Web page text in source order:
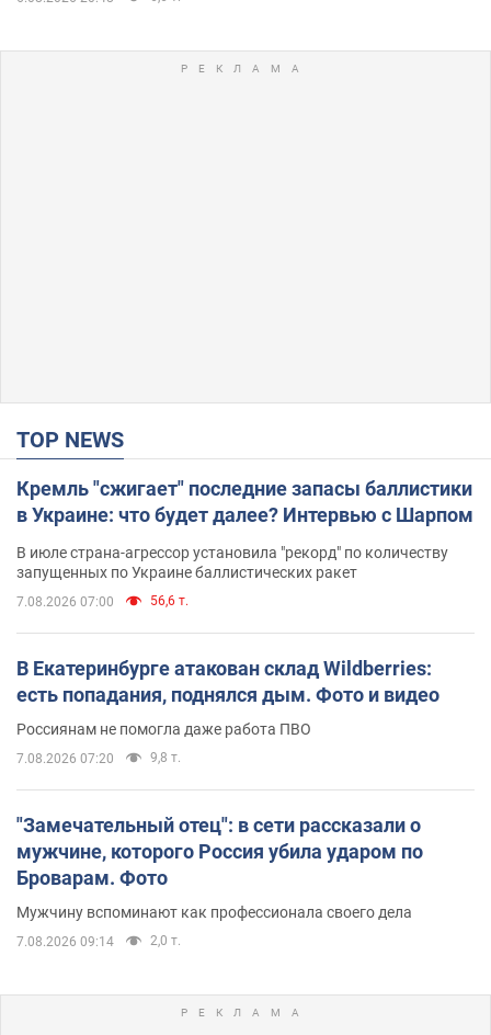
TOP NEWS
Кремль "сжигает" последние запасы баллистики
в Украине: что будет далее? Интервью с Шарпом
В июле страна-агрессор установила "рекорд" по количеству
запущенных по Украине баллистических ракет
7.08.2026 07:00 56,6 т.
В Екатеринбурге атакован склад Wildberries:
есть попадания, поднялся дым. Фото и видео
Россиянам не помогла даже работа ПВО
7.08.2026 07:20 9,8 т.
"Замечательный отец": в сети рассказали о
мужчине, которого Россия убила ударом по
Броварам. Фото
Мужчину вспоминают как профессионала своего дела
7.08.2026 09:14 2,0 т.